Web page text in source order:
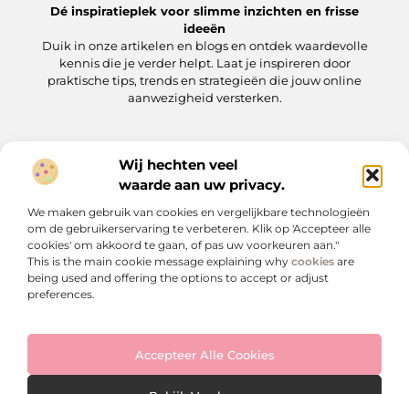
Wij hechten veel
waarde aan uw privacy.
We maken gebruik van cookies en vergelijkbare technologieën
om de gebruikerservaring te verbeteren. Klik op 'Accepteer alle
cookies' om akkoord te gaan, of pas uw voorkeuren aan."
This is the main cookie message explaining why cookies are
being used and offering the options to accept or adjust
preferences.
Accepteer Alle Cookies
Dé inspiratieplek voor slimme inzichten en frisse
ideeën
Duik in onze artikelen en blogs en ontdek waardevolle
kennis die je verder helpt. Laat je inspireren door
praktische tips, trends en strategieën die jouw online
aanwezigheid versterken.
Onze informatie
Bericht categorie
Website index Cookiebeleid (EU)
@2025 www.websiteboulevard.nl. All Right Reserved.